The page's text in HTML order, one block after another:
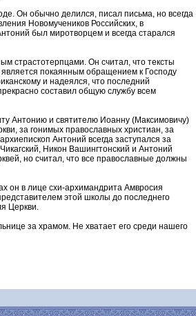
Он обычно делился, писал письма, но всегда
Новомучеников Российских, в
был миротворцем и всегда старался
страстотерпцами. Он считал, что тексты
покаянным обращением к Господу
и надеялся, что последний
составил общую службу всем
Антонию и святителю Иоанну (Максимовичу)
за гонимых православных христиан, за
Антоний всегда заступался за
Никон Вашингтонский и Антоний
но считал, что все православные должны
он в лице схи-архимандрита Амвросия
этой школы до последнего
Церкви.
за храмом. Не хватает его среди нашего